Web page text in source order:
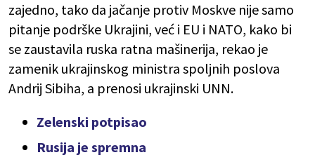
zajedno, tako da jačanje protiv Moskve nije samo
pitanje podrške Ukrajini, već i EU i NATO, kako bi
se zaustavila ruska ratna mašinerija, rekao je
zamenik ukrajinskog ministra spoljnih poslova
Andrij Sibiha, a prenosi ukrajinski UNN.
Zelenski potpisao
Rusija je spremna